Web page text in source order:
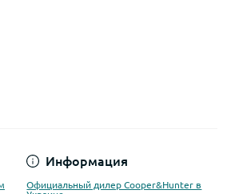
Информация
Официальный дилер Cooper&Hunter в